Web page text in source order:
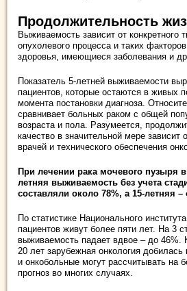
Продолжительность
Выживаемость зависит от конкретного
опухолевого процесса и таких
здоровья, имеющиеся заболевания и
Показатель 5-летней выживаемости
пациентов, которые остаются в живых
момента постановки диагноза.
сравнивает больных раком с общей
возраста и пола. Разумеется,
качество в значительной мере зависит
врачей и технического обеспечения
При лечении рака мочевого пузыря
летняя выживаемость без учета
составляли около 78%, а 15-летняя –
По статистике Национального
пациентов живут более пяти лет. На 3
выживаемость падает вдвое – до 46%.
20 лет зарубежная онкология
и онкобольные могут рассчитывать на
прогноз во многих случаях.